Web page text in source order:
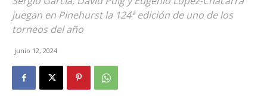
juegan en Pinehurst la 124ª edición de uno de los
torneos del año
junio 12, 2024